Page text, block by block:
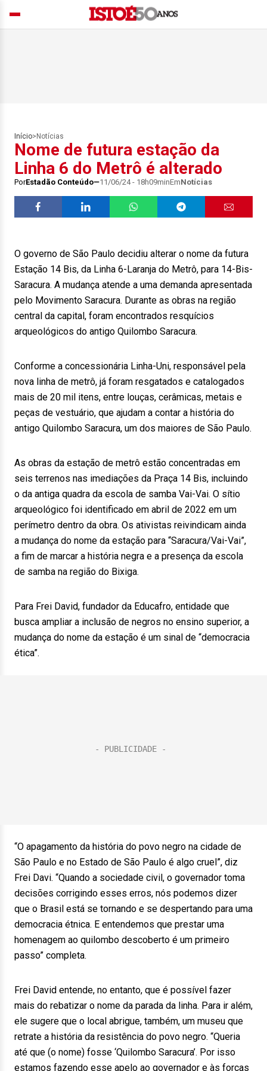
Início> Notícias
Nome de futura estação da
Linha 6 do Metrô é alterado
PorEstadão Conteúdo 11/06/24 - 18h09minEmNotícias
O governo de São Paulo decidiu alterar o nome da futura
Estação 14 Bis, da Linha 6-Laranja do Metrô, para 14-Bis-
Saracura. A mudança atende a uma demanda apresentada
pelo Movimento Saracura. Durante as obras na região
central da capital, foram encontrados resquícios
arqueológicos do antigo Quilombo Saracura.
Conforme a concessionária Linha-Uni, responsável pela
nova linha de metrô, já foram resgatados e catalogados
mais de 20 mil itens, entre louças, cerâmicas, metais e
peças de vestuário, que ajudam a contar a história do
antigo Quilombo Saracura, um dos maiores de São Paulo.
As obras da estação de metrô estão concentradas em
seis terrenos nas imediações da Praça 14 Bis, incluindo
o da antiga quadra da escola de samba Vai-Vai. O sítio
arqueológico foi identificado em abril de 2022 em um
perímetro dentro da obra. Os ativistas reivindicam ainda
a mudança do nome da estação para “Saracura/Vai-Vai”,
a fim de marcar a história negra e a presença da escola
de samba na região do Bixiga.
Para Frei David, fundador da Educafro, entidade que
busca ampliar a inclusão de negros no ensino superior, a
mudança do nome da estação é um sinal de “democracia
ética”.
“O apagamento da história do povo negro na cidade de
São Paulo e no Estado de São Paulo é algo cruel”, diz
Frei Davi. “Quando a sociedade civil, o governador toma
decisões corrigindo esses erros, nós podemos dizer
que o Brasil está se tornando e se despertando para uma
democracia étnica. E entendemos que prestar uma
homenagem ao quilombo descoberto é um primeiro
passo” completa.
Frei David entende, no entanto, que é possível fazer
mais do rebatizar o nome da parada da linha. Para ir além,
ele sugere que o local abrigue, também, um museu que
retrate a história da resistência do povo negro. “Queria
até que (o nome) fosse ‘Quilombo Saracura’. Por isso
estamos fazendo esse apelo ao governador e às forças